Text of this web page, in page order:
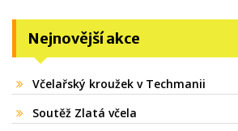
Nejnovější akce
Včelařský kroužek v Techmanii
Soutěž Zlatá včela